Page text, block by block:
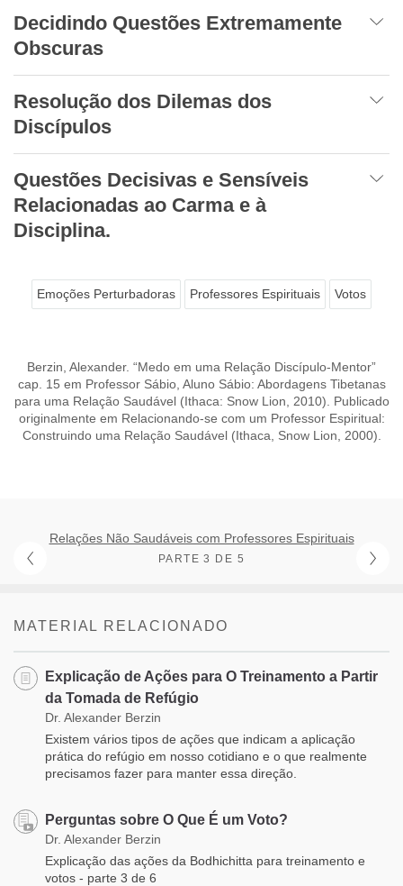
Decidindo Questões Extremamente
Obscuras
Resolução dos Dilemas dos
Discípulos
Questões Decisivas e Sensíveis
Relacionadas ao Carma e à
Disciplina.
Emoções Perturbadoras Professores Espirituais Votos
Berzin, Alexander. “Medo em uma Relação Discípulo-Mentor”
cap. 15 em Professor Sábio, Aluno Sábio: Abordagens Tibetanas
para uma Relação Saudável (Ithaca: Snow Lion, 2010). Publicado
originalmente em Relacionando-se com um Professor Espiritual:
Construindo uma Relação Saudável (Ithaca, Snow Lion, 2000).
Relações Não Saudáveis com Professores Espirituais
PARTE 3 DE 5
MATERIAL RELACIONADO
Explicação de Ações para O Treinamento a Partir
da Tomada de Refúgio
Dr. Alexander Berzin
Existem vários tipos de ações que indicam a aplicação
prática do refúgio em nosso cotidiano e o que realmente
precisamos fazer para manter essa direção.
Perguntas sobre O Que É um Voto?
Dr. Alexander Berzin
Explicação das ações da Bodhichitta para treinamento e
votos - parte 3 de 6